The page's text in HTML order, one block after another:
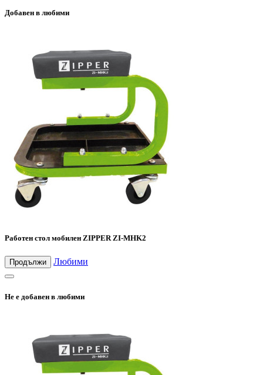
Добавен в любими
Работен стол мобилен ZIPPER ZI-MHK2
Продължи Любими
Не е добавен в любими